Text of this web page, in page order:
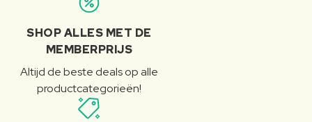
SHOP ALLES MET DE
MEMBERPRIJS
Altijd de beste deals op alle
productcategorieën!